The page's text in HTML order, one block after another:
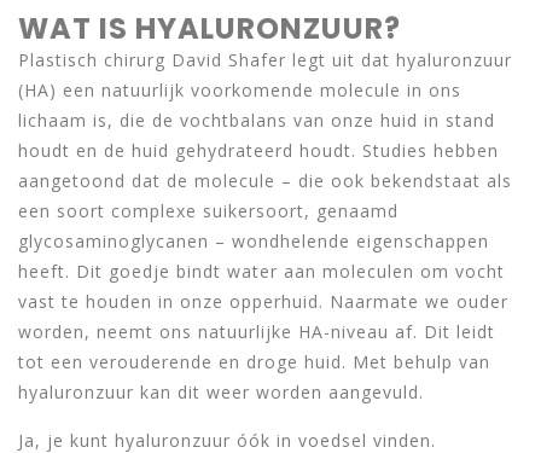
WAT IS HYALURONZUUR?
Plastisch chirurg David Shafer legt uit dat hyaluronzuur
(HA) een natuurlijk voorkomende molecule in ons
lichaam is, die de vochtbalans van onze huid in stand
houdt en de huid gehydrateerd houdt. Studies hebben
aangetoond dat de molecule – die ook bekendstaat als
een soort complexe suikersoort, genaamd
glycosaminoglycanen – wondhelende eigenschappen
heeft. Dit goedje bindt water aan moleculen om vocht
vast te houden in onze opperhuid. Naarmate we ouder
worden, neemt ons natuurlijke HA-niveau af. Dit leidt
tot een verouderende en droge huid. Met behulp van
hyaluronzuur kan dit weer worden aangevuld.
Ja, je kunt hyaluronzuur óók in voedsel vinden.